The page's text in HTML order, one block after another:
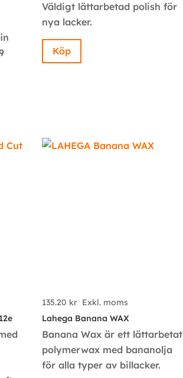
Väldigt lättarbetad polish för
nya lacker.
Köp
135.20 kr Exkl. moms
Lahega Banana WAX
Banana Wax är ett lättarbetat
polymerwax med bananolja
för alla typer av billacker.